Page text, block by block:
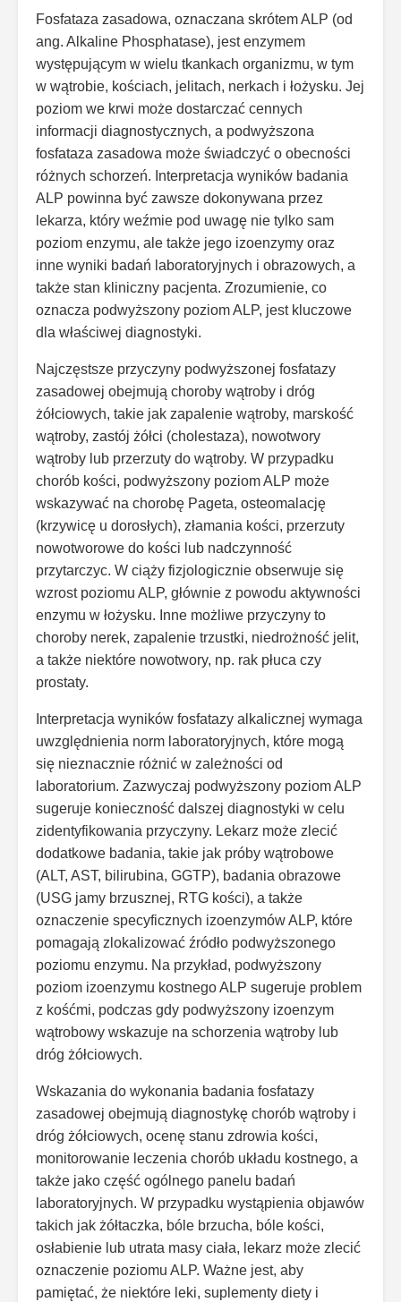
Fosfataza zasadowa, oznaczana skrótem ALP (od
ang. Alkaline Phosphatase), jest enzymem
występującym w wielu tkankach organizmu, w tym
w wątrobie, kościach, jelitach, nerkach i łożysku. Jej
poziom we krwi może dostarczać cennych
informacji diagnostycznych, a podwyższona
fosfataza zasadowa może świadczyć o obecności
różnych schorzeń. Interpretacja wyników badania
ALP powinna być zawsze dokonywana przez
lekarza, który weźmie pod uwagę nie tylko sam
poziom enzymu, ale także jego izoenzymy oraz
inne wyniki badań laboratoryjnych i obrazowych, a
także stan kliniczny pacjenta. Zrozumienie, co
oznacza podwyższony poziom ALP, jest kluczowe
dla właściwej diagnostyki.
Najczęstsze przyczyny podwyższonej fosfatazy
zasadowej obejmują choroby wątroby i dróg
żółciowych, takie jak zapalenie wątroby, marskość
wątroby, zastój żółci (cholestaza), nowotwory
wątroby lub przerzuty do wątroby. W przypadku
chorób kości, podwyższony poziom ALP może
wskazywać na chorobę Pageta, osteomalację
(krzywicę u dorosłych), złamania kości, przerzuty
nowotworowe do kości lub nadczynność
przytarczyc. W ciąży fizjologicznie obserwuje się
wzrost poziomu ALP, głównie z powodu aktywności
enzymu w łożysku. Inne możliwe przyczyny to
choroby nerek, zapalenie trzustki, niedrożność jelit,
a także niektóre nowotwory, np. rak płuca czy
prostaty.
Interpretacja wyników fosfatazy alkalicznej wymaga
uwzględnienia norm laboratoryjnych, które mogą
się nieznacznie różnić w zależności od
laboratorium. Zazwyczaj podwyższony poziom ALP
sugeruje konieczność dalszej diagnostyki w celu
zidentyfikowania przyczyny. Lekarz może zlecić
dodatkowe badania, takie jak próby wątrobowe
(ALT, AST, bilirubina, GGTP), badania obrazowe
(USG jamy brzusznej, RTG kości), a także
oznaczenie specyficznych izoenzymów ALP, które
pomagają zlokalizować źródło podwyższonego
poziomu enzymu. Na przykład, podwyższony
poziom izoenzymu kostnego ALP sugeruje problem
z kośćmi, podczas gdy podwyższony izoenzym
wątrobowy wskazuje na schorzenia wątroby lub
dróg żółciowych.
Wskazania do wykonania badania fosfatazy
zasadowej obejmują diagnostykę chorób wątroby i
dróg żółciowych, ocenę stanu zdrowia kości,
monitorowanie leczenia chorób układu kostnego, a
także jako część ogólnego panelu badań
laboratoryjnych. W przypadku wystąpienia objawów
takich jak żółtaczka, bóle brzucha, bóle kości,
osłabienie lub utrata masy ciała, lekarz może zlecić
oznaczenie poziomu ALP. Ważne jest, aby
pamiętać, że niektóre leki, suplementy diety i